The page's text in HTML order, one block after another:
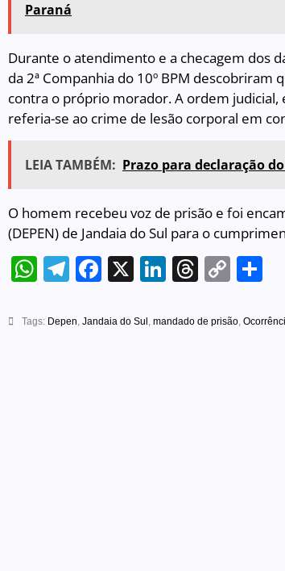
Paraná
Durante o atendimento e a checagem dos
da 2ª Companhia do 10º BPM
contra o próprio morador. A ordem judicial,
referia-se ao crime de lesão corporal em
LEIA TAMBÉM: Prazo para declaração
O homem recebeu voz de prisão e foi
(DEPEN) de Jandaia do Sul para o
WhatsApp
Telegram
Facebook
X LinkedIn
Threads
Copy
Tags: Depen, Jandaia do Sul, mandado de prisão,